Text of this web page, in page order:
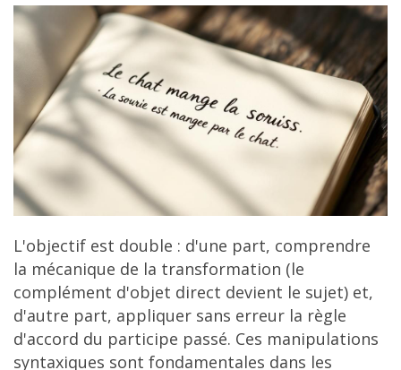
L'objectif est double : d'une part, comprendre
la mécanique de la transformation (le
complément d'objet direct devient le sujet) et,
d'autre part, appliquer sans erreur la règle
d'accord du participe passé. Ces manipulations
syntaxiques sont fondamentales dans les